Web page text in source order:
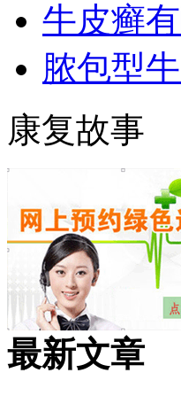
牛皮癣
脓包型
康复故事
最新文章